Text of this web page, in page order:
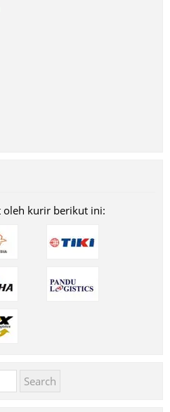
oleh kurir berikut ini: